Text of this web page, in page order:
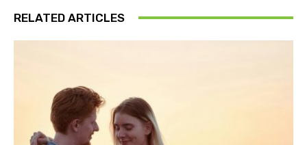
RELATED ARTICLES